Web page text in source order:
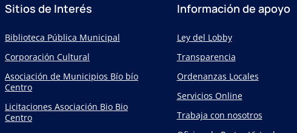
Sitios de Interés
Biblioteca Pública Municipal
Corporación Cultural
Asociación de Municipios Bío bío
Centro
Licitaciones Asociación Bio Bio
Centro
Información de apoyo
Ley del Lobby
Transparencia
Ordenanzas Locales
Servicios Online
Trabaja con nosotros